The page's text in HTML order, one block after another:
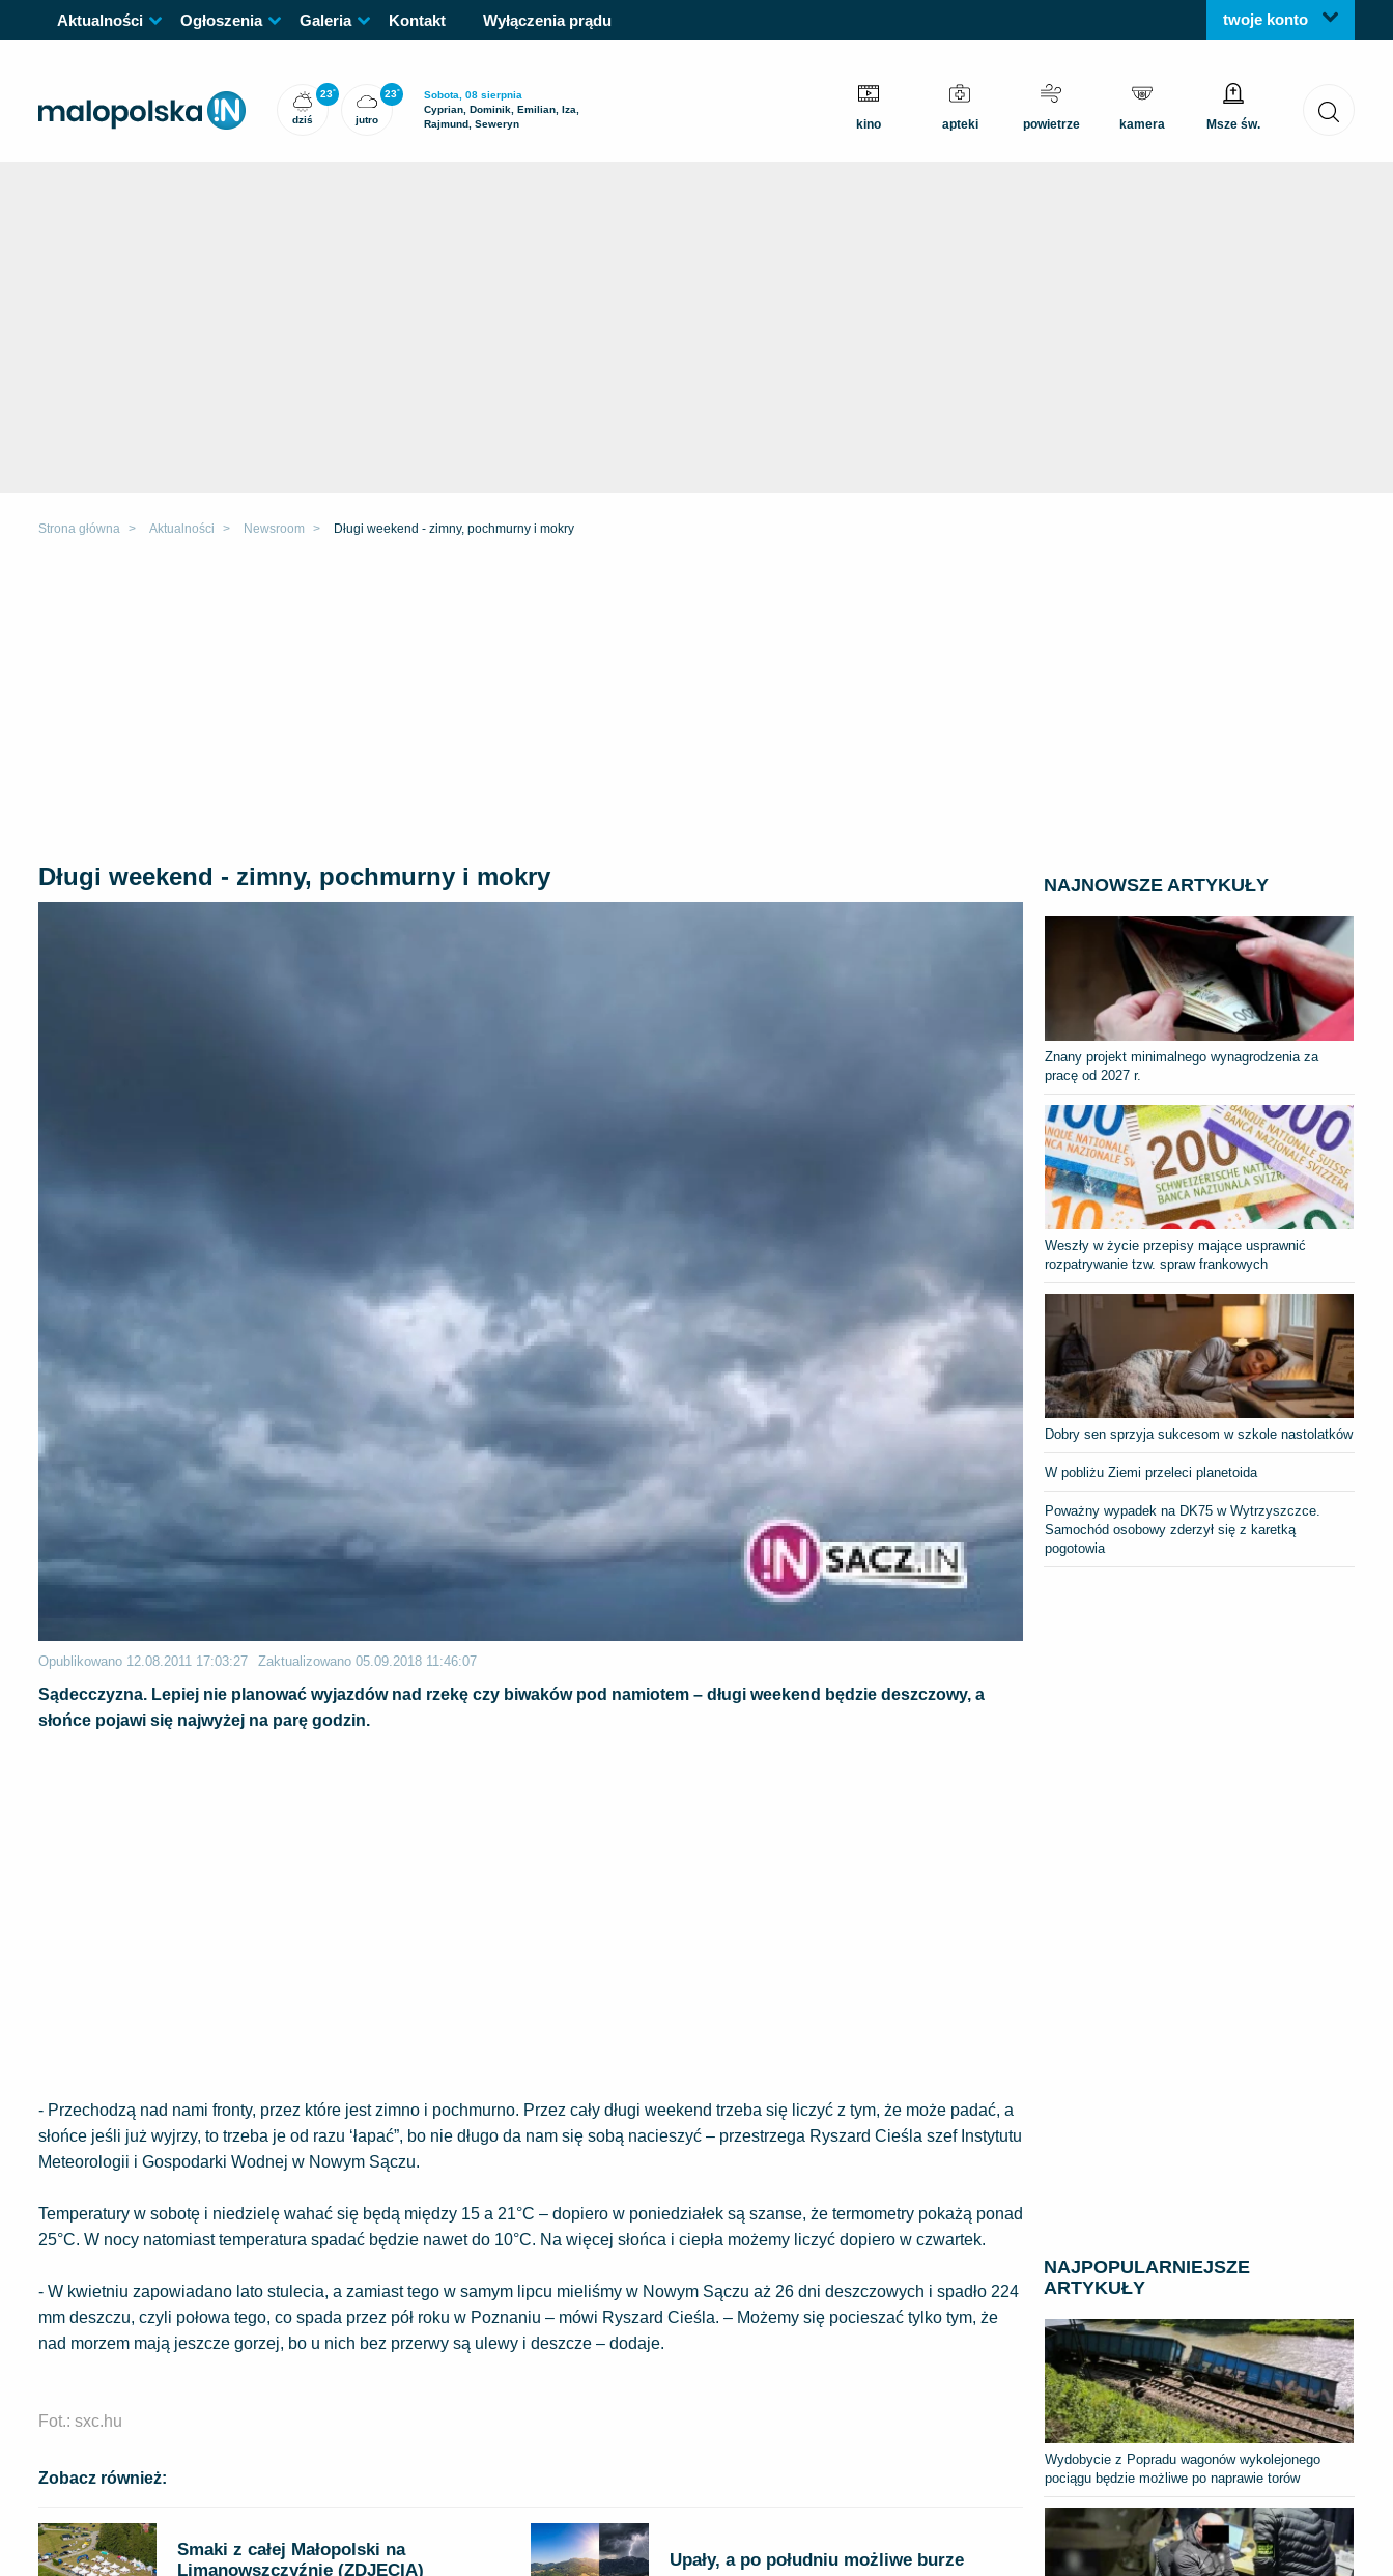
Aktualności Ogłoszenia Galeria Kontakt Wyłączenia prądu twoje konto
23°
dziś
23°
jutro
Sobota, 08 sierpnia
Cyprian, Dominik, Emilian, Iza,
Rajmund, Seweryn
kino apteki powietrze kamera Msze św.
Strona główna Aktualności Newsroom Długi weekend - zimny, pochmurny i mokry
Długi weekend - zimny, pochmurny i mokry
Opublikowano 12.08.2011 17:03:27 Zaktualizowano 05.09.2018 11:46:07
Sądecczyzna. Lepiej nie planować wyjazdów nad rzekę czy biwaków pod namiotem – długi weekend będzie deszczowy, a
słońce pojawi się najwyżej na parę godzin.
- Przechodzą nad nami fronty, przez które jest zimno i pochmurno. Przez cały długi weekend trzeba się liczyć z tym, że może padać, a
słońce jeśli już wyjrzy, to trzeba je od razu ‘łapać”, bo nie długo da nam się sobą nacieszyć – przestrzega Ryszard Cieśla szef Instytutu
Meteorologii i Gospodarki Wodnej w Nowym Sączu.
Temperatury w sobotę i niedzielę wahać się będą między 15 a 21°C – dopiero w poniedziałek są szanse, że termometry pokażą ponad
25°C. W nocy natomiast temperatura spadać będzie nawet do 10°C. Na więcej słońca i ciepła możemy liczyć dopiero w czwartek.
- W kwietniu zapowiadano lato stulecia, a zamiast tego w samym lipcu mieliśmy w Nowym Sączu aż 26 dni deszczowych i spadło 224
mm deszczu, czyli połowa tego, co spada przez pół roku w Poznaniu – mówi Ryszard Cieśla. – Możemy się pocieszać tylko tym, że
nad morzem mają jeszcze gorzej, bo u nich bez przerwy są ulewy i deszcze – dodaje.
Fot.: sxc.hu
Zobacz również:
Smaki z całej Małopolski na
Limanowszczyźnie (ZDJĘCIA)
Upały, a po południu możliwe burze
NAJNOWSZE ARTYKUŁY
Znany projekt minimalnego wynagrodzenia za
pracę od 2027 r.
Weszły w życie przepisy mające usprawnić
rozpatrywanie tzw. spraw frankowych
Dobry sen sprzyja sukcesom w szkole nastolatków
W pobliżu Ziemi przeleci planetoida
Poważny wypadek na DK75 w Wytrzyszczce.
Samochód osobowy zderzył się z karetką
pogotowia
NAJPOPULARNIEJSZE
ARTYKUŁY
Wydobycie z Popradu wagonów wykolejonego
pociągu będzie możliwe po naprawie torów